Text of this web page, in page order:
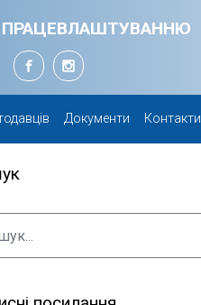
ПРАЦЕВЛАШТУВАННЮ
Документи Контакти